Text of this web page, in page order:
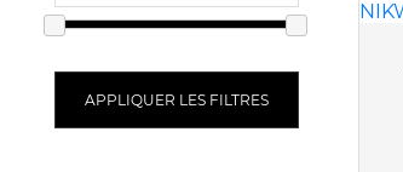
APPLIQUER LES FILTRES